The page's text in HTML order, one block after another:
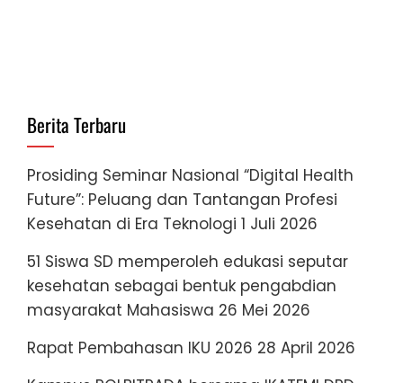
Berita Terbaru
Prosiding Seminar Nasional “Digital Health
Future”: Peluang dan Tantangan Profesi
Kesehatan di Era Teknologi 1 Juli 2026
51 Siswa SD memperoleh edukasi seputar
kesehatan sebagai bentuk pengabdian
masyarakat Mahasiswa 26 Mei 2026
Rapat Pembahasan IKU 2026 28 April 2026